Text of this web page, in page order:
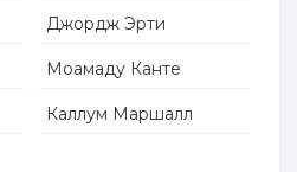
Джордж Эрти
Моамаду Канте
Каллум Маршалл